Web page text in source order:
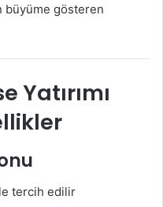
büyüme gösteren
Yatırımı
tercih edilir